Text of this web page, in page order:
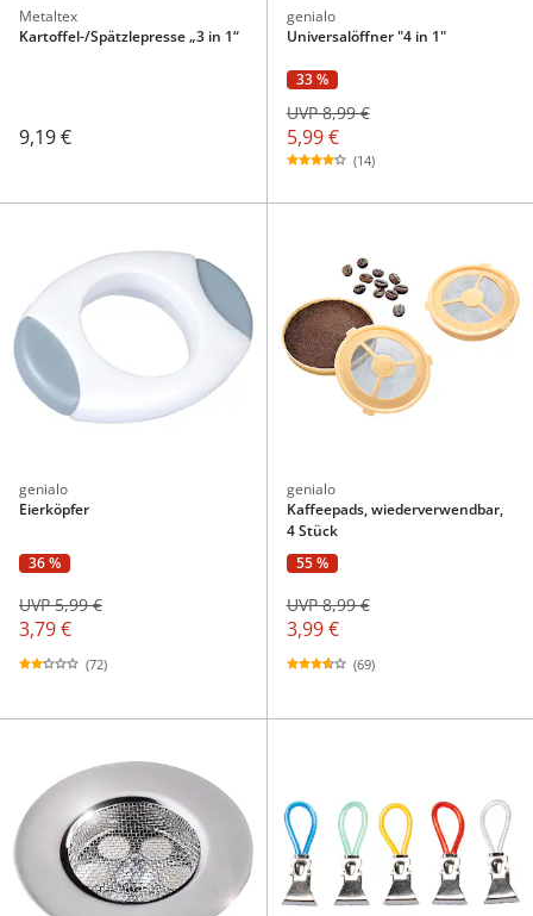
Metaltex
Kartoffel-/Spätzlepresse „3 in 1“
9,19 €
genialo
Universalöffner "4 in 1"
33 %
5,99 €
UVP 8,99 €
(14)
genialo
Eierköpfer
36 %
3,79 €
UVP 5,99 €
(72)
genialo
Kaffeepads, wiederverwendbar,
4 Stück
55 %
3,99 €
UVP 8,99 €
(69)